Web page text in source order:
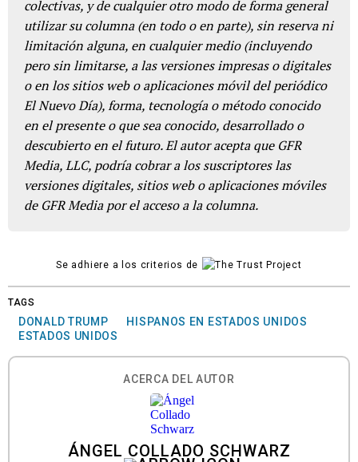
colectivas, y de cualquier otro modo de forma general
utilizar su columna (en todo o en parte), sin reserva ni
limitación alguna, en cualquier medio (incluyendo
pero sin limitarse, a las versiones impresas o digitales
o en los sitios web o aplicaciones móvil del periódico
El Nuevo Día), forma, tecnología o método conocido
en el presente o que sea conocido, desarrollado o
descubierto en el futuro. El autor acepta que GFR
Media, LLC, podría cobrar a los suscriptores las
versiones digitales, sitios web o aplicaciones móviles
de GFR Media por el acceso a la columna.
Se adhiere a los criterios de
TAGS
DONALD TRUMP
HISPANOS EN ESTADOS UNIDOS
ESTADOS UNIDOS
ACERCA DEL AUTOR
ÁNGEL COLLADO SCHWARZ